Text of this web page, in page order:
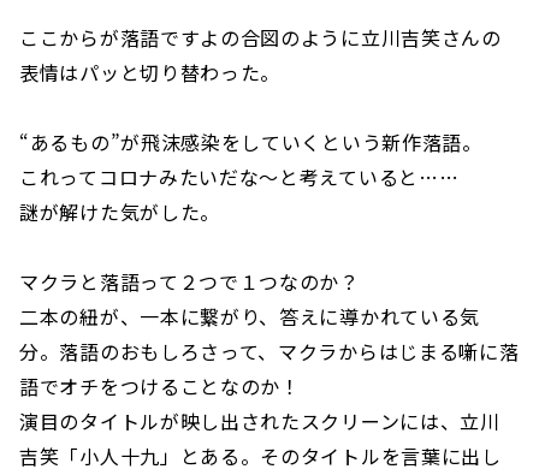
ここからが落語ですよの合図のように立川吉笑さんの
表情はパッと切り替わった。
“あるもの”が飛沫感染をしていくという新作落語。
これってコロナみたいだな〜と考えていると……
謎が解けた気がした。
マクラと落語って２つで１つなのか？
二本の紐が、一本に繋がり、答えに導かれている気
分。落語のおもしろさって、マクラからはじまる噺に落
語でオチをつけることなのか！
演目のタイトルが映し出されたスクリーンには、立川
吉笑「小人十九」とある。そのタイトルを言葉に出し